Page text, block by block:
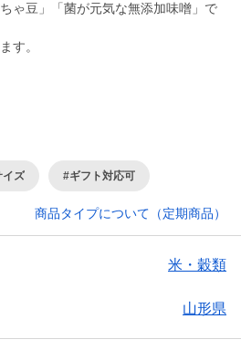
ゃ豆」「菌が元気な無添加味噌」で
す。
イズ #ギフト対応可
商品タイプについて（定期商品）
米・穀類
山形県